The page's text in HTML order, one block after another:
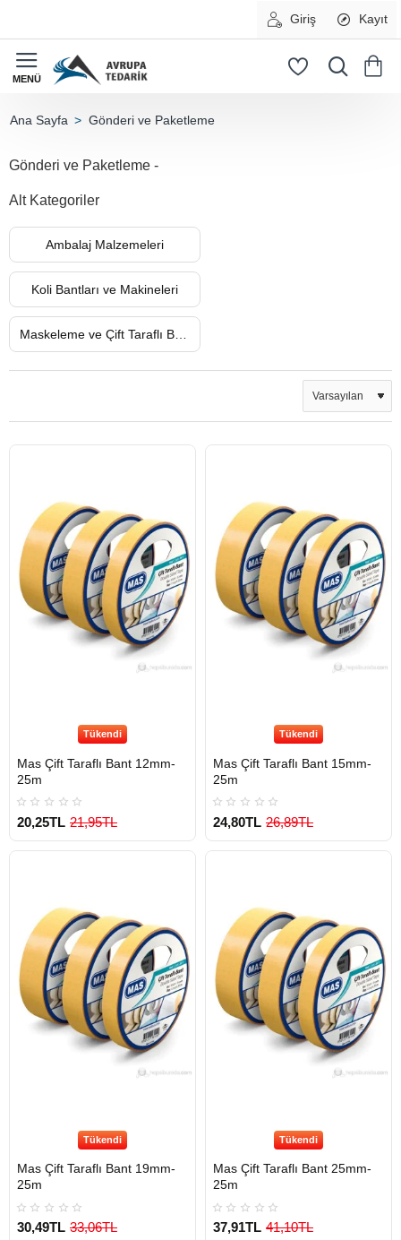
Giriş Kayıt
Gönderi ve Paketleme
Gönderi ve Paketleme -
Alt Kategoriler
Ambalaj Malzemeleri
Koli Bantları ve Makineleri
Tükendi
Mas Çift Taraflı Bant 12mm-
25m
20,25TL 21,95TL
Tükendi
Mas Çift Taraflı Bant 15mm-
25m
24,80TL 26,89TL
Tükendi
Mas Çift Taraflı Bant 19mm-
25m
30,49TL 33,06TL
Tükendi
Mas Çift Taraflı Bant 25mm-
25m
37,91TL 41,10TL